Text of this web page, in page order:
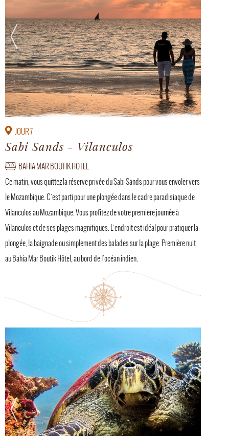
JOUR 7
Sabi Sands - Vilanculos
BAHIA MAR BOUTIK HOTEL
Ce matin, vous quittez la réserve privée du Sabi Sands pour vous envoler vers
le Mozambique. C'est parti pour une plongée dans le cadre paradisiaque de
Vilanculos au Mozambique. Vous profitez de votre première journée à
Vilanculos et de ses plages magnifiques. L'endroit est idéal pour pratiquer la
plongée, la baignade ou simplement des balades sur la plage. Première nuit
au Bahia Mar Boutik Hôtel, au bord de l'océan indien.